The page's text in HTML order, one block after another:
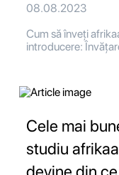
08.08.2023
Cum să înveți
introducere:
Cele mai
studiu